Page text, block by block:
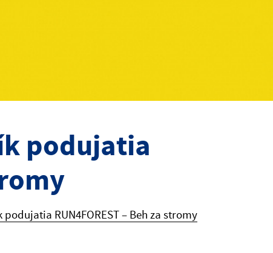
podujatia
RUN4FOREST – Beh za stromy